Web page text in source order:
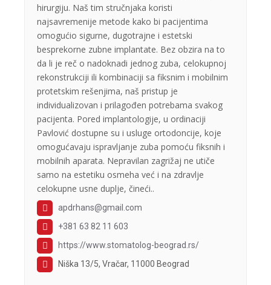
hirurgiju. Naš tim stručnjaka koristi
najsavremenije metode kako bi pacijentima
omogućio sigurne, dugotrajne i estetski
besprekorne zubne implantate. Bez obzira na to
da li je reč o nadoknadi jednog zuba, celokupnoj
rekonstrukciji ili kombinaciji sa fiksnim i mobilnim
protetskim rešenjima, naš pristup je
individualizovan i prilagođen potrebama svakog
pacijenta. Pored implantologije, u ordinaciji
Pavlović dostupne su i usluge ortodoncije, koje
omogućavaju ispravljanje zuba pomoću fiksnih i
mobilnih aparata. Nepravilan zagrižaj ne utiče
samo na estetiku osmeha već i na zdravlje
celokupne usne duplje, čineći..
apdrhans@gmail.com
+381 63 82 11 603
https://www.stomatolog-beograd.rs/
Niška 13/5, Vračar, 11000 Beograd